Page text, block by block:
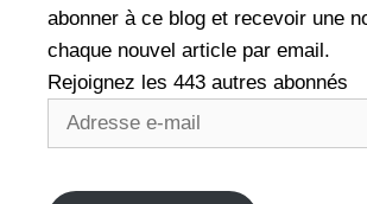
abonner à ce blog et recevoir une
chaque nouvel article par email.
Rejoignez les 443 autres abonnés
Adresse
e-